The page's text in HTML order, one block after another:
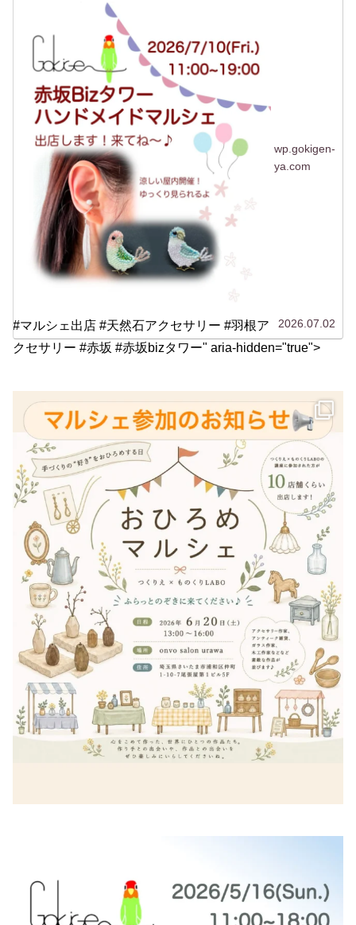
たことがない「赤坂...
wp.gokigen-
ya.com
2026.07.02
#マルシェ出店 #天然石アクセサリー #羽根ア
クセサリー #赤坂 #赤坂bizタワー" aria-hidden="true">